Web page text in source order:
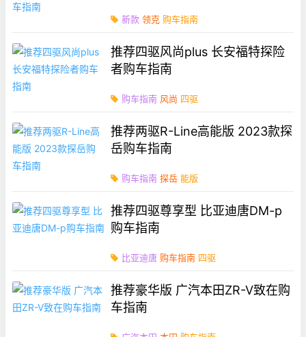
新款 领克 购车指南
推荐四驱风尚plus 长安福特探险
者购车指南
购车指南 风尚 四驱
推荐两驱R-Line高能版 2023款探
岳购车指南
购车指南 探岳 能版
推荐四驱尊享型 比亚迪唐DM-p
购车指南
比亚迪唐 购车指南 四驱
推荐豪华版 广汽本田ZR-V致在购
车指南